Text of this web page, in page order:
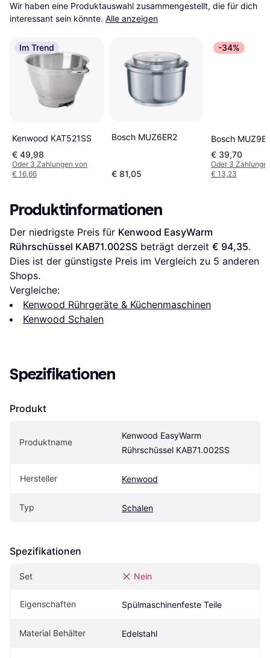
Wir haben eine Produktauswahl zusammengestellt, die für dich
interessant sein könnte. Alle anzeigen
Im Trend
Kenwood KAT521SS
€ 49,98
Oder 3 Zahlungen von
€ 16,66
Bosch MUZ6ER2
€ 81,05
-34%
Bosch
€ 39,70
Oder 3
€ 13,23
Produktinformationen
Der niedrigste Preis für Kenwood EasyWarm
Rührschüssel KAB71.002SS beträgt derzeit € 94,35.
Dies ist der günstigste Preis im Vergleich zu 5 anderen
Shops.
Vergleiche:
Kenwood Rührgeräte & Küchenmaschinen
Kenwood Schalen
Spezifikationen
Produkt
Produktname
Kenwood EasyWarm
Rührschüssel KAB71.002SS
Hersteller Kenwood
Typ Schalen
Spezifikationen
Set Nein
Eigenschaften Spülmaschinenfeste Teile
Material Behälter Edelstahl